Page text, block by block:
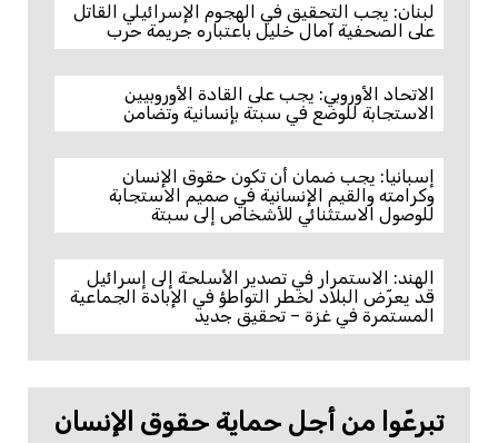
لبنان: يجب التحقيق في الهجوم الإسرائيلي القاتل
على الصحفية آمال خليل باعتباره جريمة حرب
الاتحاد الأوروبي: يجب على القادة الأوروبيين
الاستجابة للوضع في سبتة بإنسانية وتضامن
إسبانيا: يجب ضمان أن تكون حقوق الإنسان
وكرامته والقيم الإنسانية في صميم الاستجابة
للوصول الاستثنائي للأشخاص إلى سبتة
الهند: الاستمرار في تصدير الأسلحة إلى إسرائيل
قد يعرّض البلاد لخطر التواطؤ في الإبادة الجماعية
المستمرة في غزة – تحقيق جديد
تبرعّوا من أجل حماية حقوق الإنسان